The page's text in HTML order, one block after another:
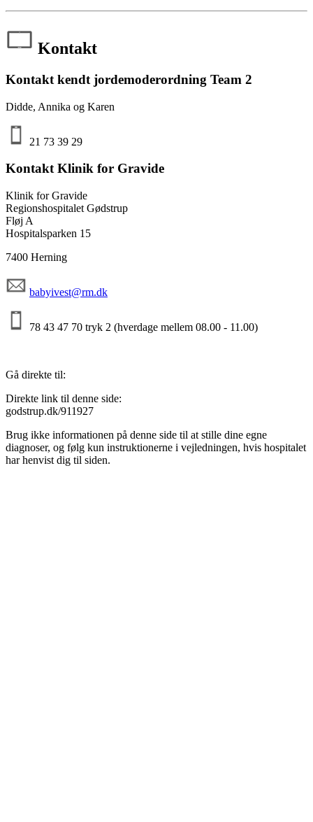
Kontakt
Kontakt kendt jordemoderordning Team 2
Didde, Annika og Karen
21 73 39 29
Kontakt Klinik for Gravide
Klinik for Gravide
Regionshospitalet Gødstrup
Fløj A
Hospitalsparken 15
7400 Herning
babyivest@rm.dk
78 43 47 70 tryk 2 (hverdage mellem 08.00 - 11.00)
Gå direkte til:
Direkte link til denne side:
godstrup.dk/911927
Brug ikke informationen på denne side til at stille dine egne
diagnoser, og følg kun instruktionerne i vejledningen, hvis hospitalet
har henvist dig til siden.